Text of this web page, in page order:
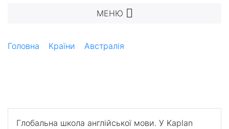
МЕНЮ
Головна Країни Австралія
Глобальна школа англійської мови. У Kaplan